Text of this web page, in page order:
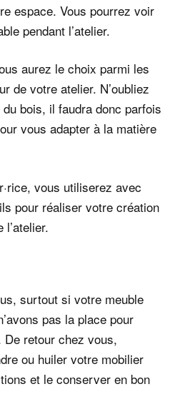
espace. Vous pourrez voir
pendant l’atelier.
aurez le choix parmi les
de votre atelier. N’oubliez
du bois, il faudra donc parfois
vous adapter à la matière
vous utiliserez avec
pour réaliser votre création
surtout si votre meuble
pas la place pour
retour chez vous,
ou huiler votre mobilier
et le conserver en bon